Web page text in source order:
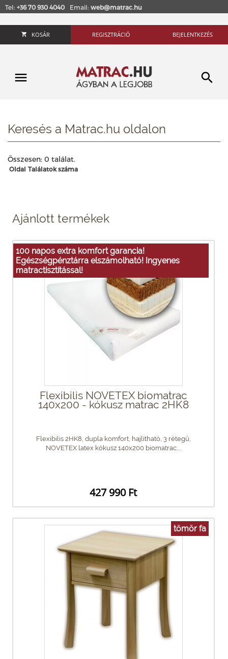
Tel: +36 70 930 4040 Email: web@matrac.hu
KOSÁR REGISZTRÁCIÓ BEJELENTKEZÉS
Keresés a Matrac.hu oldalon
Összesen: 0 találat.
Oldal Találatok száma
Ajánlott termékek
100 napos extra komfort garancia!
Egészségpénztárra elszámolható! Ingyenes
matractisztítással!
Flexibilis NOVETEX biomatrac
140x200 - kókusz matrac 2HK8
Flexibilis 2HK8, dupla komfort, hajlítható, 3 rétegű,
NOVETEX latex kókusz 140x200 biomatrac,...
427 990 Ft
tömör fa